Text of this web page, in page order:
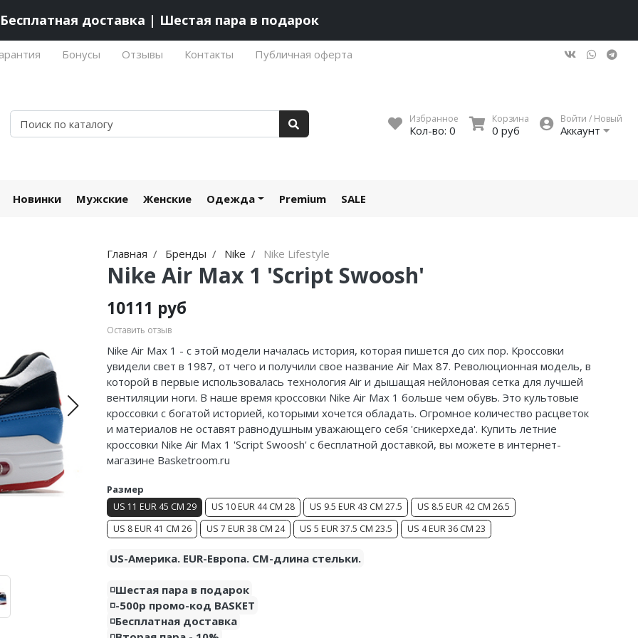
Бесплатная доставка | Шестая пара в подарок
Бонусы Отзывы Контакты Публичная оферта
Избранное
Кол-во: 0
Корзина
0 руб
Войти / Новый
Аккаунт
Новинки Мужские Женские Одежда Premium SALE
Главная Бренды Nike Nike Lifestyle
Nike Air Max 1 'Script Swoosh'
10111 руб
Оставить отзыв
Nike Air Max 1 - с этой модели началась история, которая пишется до сих пор. Кроссовки
увидели свет в 1987, от чего и получили свое название Air Max 87. Революционная модель, в
которой в первые использовалась технология Air и дышащая нейлоновая сетка для лучшей
вентиляции ноги. В наше время кроссовки Nike Air Max 1 больше чем обувь. Это культовые
кроссовки с богатой историей, которыми хочется обладать. Огромное количество расцветок
и материалов не оставят равнодушным уважающего себя 'сникерхеда'. Купить летние
кроссовки Nike Air Max 1 'Script Swoosh' с бесплатной доставкой, вы можете в интернет-
магазине Basketroom.ru
Размер
US 11 EUR 45 CM 29 US 10 EUR 44 CM 28 US 9.5 EUR 43 CM 27.5
US 8.5 EUR 42 CM 26.5
US 8 EUR 41 CM 26
US 7 EUR 38 CM 24 US 5 EUR 37.5 CM 23.5 US 4 EUR 36 CM 23
US-Америка. EUR-Европа. CM-длина стельки.
◽️Шестая пара в подарок
◽️-500р промо-код BASKET
◽️Бесплатная доставка